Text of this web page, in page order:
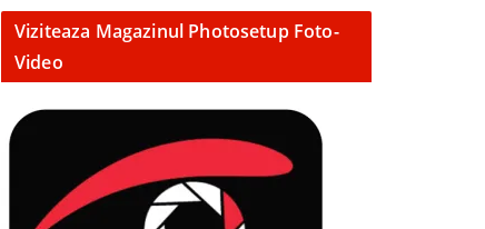
Viziteaza Magazinul Photosetup Foto-
Video